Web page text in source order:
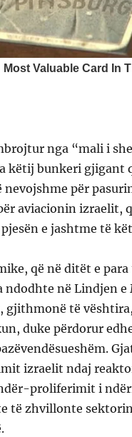
nga “mali i
këtij bunkeri gjigant
nevojshme për
aviacionin izraelit,
e jashtme të
që në ditët e
në Lindjen e
gjithmonë të
duke përdorur
izraelit ndaj
proliferimit i
të zhvillonte